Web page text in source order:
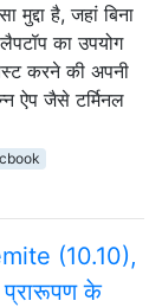
है, जहां बिना
का उपयोग
करने की अपनी
ऐप जैसे टर्मिनल
(10.10),
के